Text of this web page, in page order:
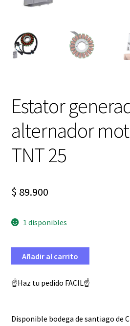
Estator
alternador
TNT 25
$ 89.900
1 disponibles
Añadir al carrito
☝️Haz tu pedido FACIL☝️
Disponible bodega de santiago de